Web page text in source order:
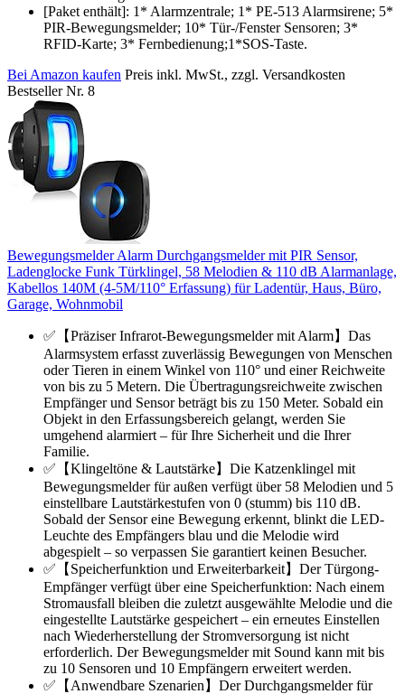
[Paket enthält]: 1* Alarmzentrale; 1* PE-513 Alarmsirene; 5*
PIR-Bewegungsmelder; 10* Tür-/Fenster Sensoren; 3*
RFID-Karte; 3* Fernbedienung;1*SOS-Taste.
Bei Amazon kaufen Preis inkl. MwSt., zzgl. Versandkosten
Bestseller Nr. 8
Bewegungsmelder Alarm Durchgangsmelder mit PIR Sensor,
Ladenglocke Funk Türklingel, 58 Melodien & 110 dB Alarmanlage,
Kabellos 140M (4-5M/110° Erfassung) für Ladentür, Haus, Büro,
Garage, Wohnmobil
✅【Präziser Infrarot-Bewegungsmelder mit Alarm】Das
Alarmsystem erfasst zuverlässig Bewegungen von Menschen
oder Tieren in einem Winkel von 110° und einer Reichweite
von bis zu 5 Metern. Die Übertragungsreichweite zwischen
Empfänger und Sensor beträgt bis zu 150 Meter. Sobald ein
Objekt in den Erfassungsbereich gelangt, werden Sie
umgehend alarmiert – für Ihre Sicherheit und die Ihrer
Familie.
✅【Klingeltöne & Lautstärke】Die Katzenklingel mit
Bewegungsmelder für außen verfügt über 58 Melodien und 5
einstellbare Lautstärkestufen von 0 (stumm) bis 110 dB.
Sobald der Sensor eine Bewegung erkennt, blinkt die LED-
Leuchte des Empfängers blau und die Melodie wird
abgespielt – so verpassen Sie garantiert keinen Besucher.
✅【Speicherfunktion und Erweiterbarkeit】Der Türgong-
Empfänger verfügt über eine Speicherfunktion: Nach einem
Stromausfall bleiben die zuletzt ausgewählte Melodie und die
eingestellte Lautstärke gespeichert – ein erneutes Einstellen
nach Wiederherstellung der Stromversorgung ist nicht
erforderlich. Der Bewegungsmelder mit Sound kann mit bis
zu 10 Sensoren und 10 Empfängern erweitert werden.
✅【Anwendbare Szenarien】Der Durchgangsmelder für